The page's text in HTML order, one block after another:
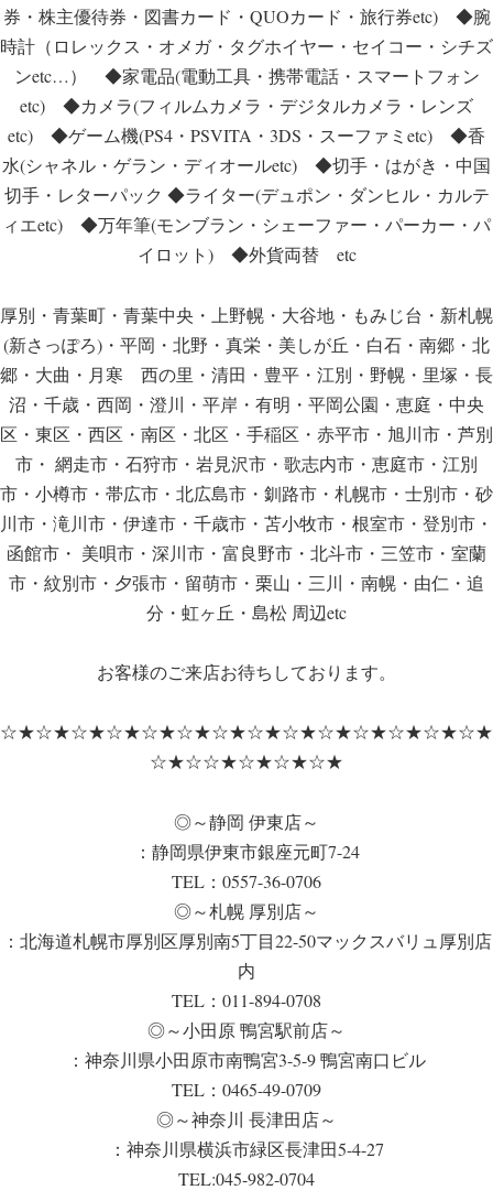
券・株主優待券・図書カード・QUOカード・旅行券etc) ◆腕
時計（ロレックス・オメガ・タグホイヤー・セイコー・シチズ
ンetc…） ◆家電品(電動工具・携帯電話・スマートフォン
etc) ◆カメラ(フィルムカメラ・デジタルカメラ・レンズ
etc) ◆ゲーム機(PS4・PSVITA・3DS・スーファミetc) ◆香
水(シャネル・ゲラン・ディオールetc) ◆切手・はがき・中国
切手・レターパック ◆ライター(デュポン・ダンヒル・カルテ
ィエetc) ◆万年筆(モンブラン・シェーファー・パーカー・パ
イロット) ◆外貨両替 etc
厚別・青葉町・青葉中央・上野幌・大谷地・もみじ台・新札幌
(新さっぽろ)・平岡・北野・真栄・美しが丘・白石・南郷・北
郷・大曲・月寒 西の里・清田・豊平・江別・野幌・里塚・長
沼・千歳・西岡・澄川・平岸・有明・平岡公園・恵庭・中央
区・東区・西区・南区・北区・手稲区・赤平市・旭川市・芦別
市・ 網走市・石狩市・岩見沢市・歌志内市・恵庭市・江別
市・小樽市・帯広市・北広島市・釧路市・札幌市・士別市・砂
川市・滝川市・伊達市・千歳市・苫小牧市・根室市・登別市・
函館市・ 美唄市・深川市・富良野市・北斗市・三笠市・室蘭
市・紋別市・夕張市・留萌市・栗山・三川・南幌・由仁・追
分・虹ヶ丘・島松 周辺etc
お客様のご来店お待ちしております。
☆★☆★☆★☆★☆★☆★☆★☆★☆★☆★☆★☆★☆★☆★
☆★☆☆★☆★☆★☆★
◎～静岡 伊東店～
：静岡県伊東市銀座元町7-24
TEL：0557-36-0706
◎～札幌 厚別店～
：北海道札幌市厚別区厚別南5丁目22-50マックスバリュ厚別店
内
TEL：011-894-0708
◎～小田原 鴨宮駅前店～
：神奈川県小田原市南鴨宮3-5-9 鴨宮南口ビル
TEL：0465-49-0709
◎～神奈川 長津田店～
：神奈川県横浜市緑区長津田5-4-27
TEL:045-982-0704